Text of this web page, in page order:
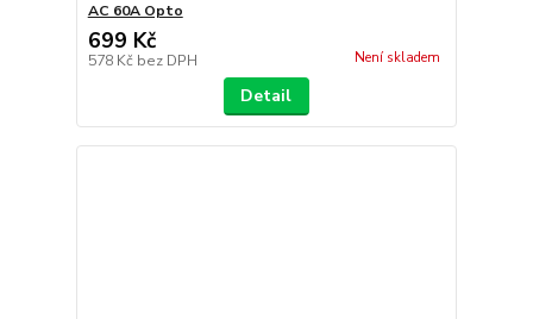
AC 60A Opto
699 Kč
578 Kč bez DPH Není skladem
Detail